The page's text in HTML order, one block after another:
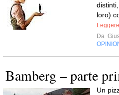
loro)
Da
Bamberg – parte
Un